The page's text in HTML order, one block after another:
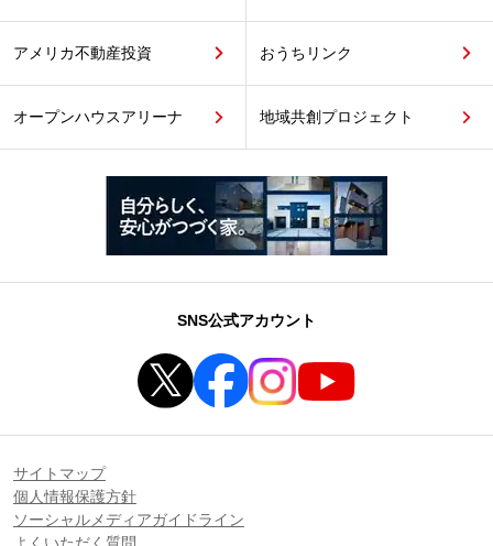
アメリカ不動産投資 おうちリンク
オープンハウスアリーナ 地域共創プロジェクト
SNS公式アカウント
サイトマップ
個人情報保護方針
ソーシャルメディアガイドライン